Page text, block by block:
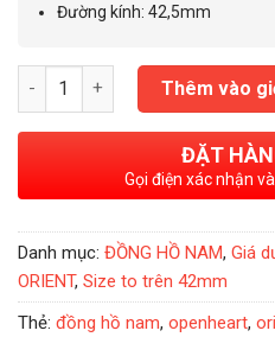
Đường kính:42,5mm
Đồng Hồ Nam Orient Caballero
Thêm vào
ĐẶT
Gọi điện xác nhận
Danh mục: ĐỒNG HỒ NAM, Giá
ORIENT, Size to trên 42mm
Thẻ: đồng hồ nam, openheart,